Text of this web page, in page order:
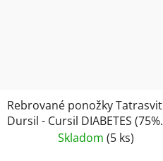
Rebrované ponožky Tatrasvit
Dursil - Cursil DIABETES (75%
Skladom (5 ks)